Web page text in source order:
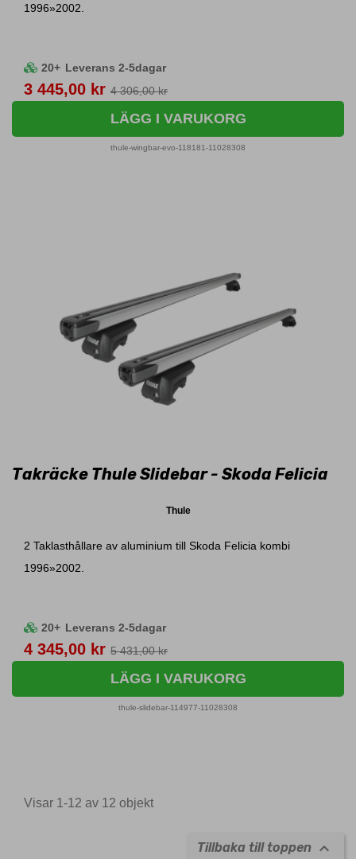
1996»2002.
20+ Leverans 2-5dagar
Pris
3 445,00 kr 4 306,00 kr
LÄGG I VARUKORG
thule-wingbar-evo-118181-11028308
Takräcke Thule Slidebar - Skoda Felicia
Thule
2 Taklasthållare av aluminium till Skoda Felicia kombi
1996»2002.
20+ Leverans 2-5dagar
Pris
4 345,00 kr 5 431,00 kr
LÄGG I VARUKORG
thule-slidebar-114977-11028308
Visar 1-12 av 12 objekt
Tillbaka till toppen 